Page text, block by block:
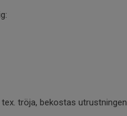
tröja, bekostas utrustningen